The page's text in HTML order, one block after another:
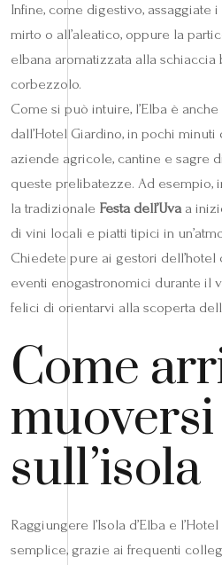
Infine, come digestivo, assaggiate
mirto o all’aleatico, oppure la
elbana aromatizzata alla
corbezzolo.
Come si può intuire, l’Elba è
dall’Hotel Giardino, in pochi
aziende agricole, cantine e sagre
queste prelibatezze. Ad esempio,
la tradizionale Festa dell’Uvaa
di vini locali e piatti tipici in
Chiedete pure ai gestori
eventi enogastronomici durante il
felici di orientarvi alla scoperta
Come
muoversi
sull’isola
Raggiungere l’Isola d’Elba e
semplice, grazie ai frequenti